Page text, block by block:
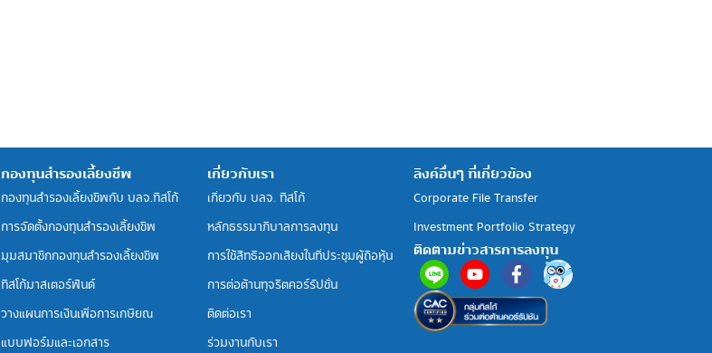
กองทุนสำรองเลี้ยงชีพ
กองทุนสำรองเลี้ยงชีพกับ บลจ.ทิสโก้
การจัดตั้งกองทุนสำรองเลี้ยงชีพ
มุมสมาชิกกองทุนสำรองเลี้ยงชีพ
ทิสโก้มาสเตอร์ฟันด์
วางแผนการเงินเพื่อการเกษียณ
แบบฟอร์มและเอกสาร
เกี่ยวกับเรา
เกี่ยวกับ บลจ. ทิสโก้
หลักธรรมาภิบาลการลงทุน
การใช้สิทธิออกเสียงในที่ประชุมผู้ถือหุ้น
การต่อต้านทุจริตคอร์รัปชั่น
ติดต่อเรา
ร่วมงานกับเรา
ลิงค์อื่นๆ ที่เกี่ยวข้อง
Corporate File Transfer
Investment Portfolio Strategy
ติดตามข่าวสารการลงทุน